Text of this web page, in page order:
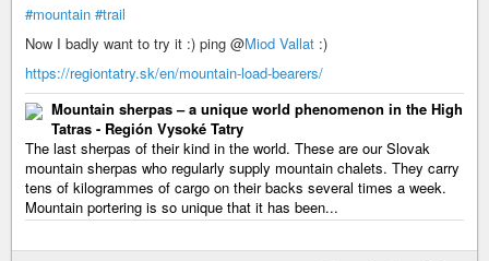
#mountain #trail
Now I badly want to try it :) ping @Miod Vallat :)
https://regiontatry.sk/en/mountain-load-bearers/
Mountain sherpas – a unique world phenomenon in the High
Tatras - Región Vysoké Tatry
The last sherpas of their kind in the world. These are our Slovak
mountain sherpas who regularly supply mountain chalets. They carry
tens of kilogrammes of cargo on their backs several times a week.
Mountain portering is so unique that it has been...